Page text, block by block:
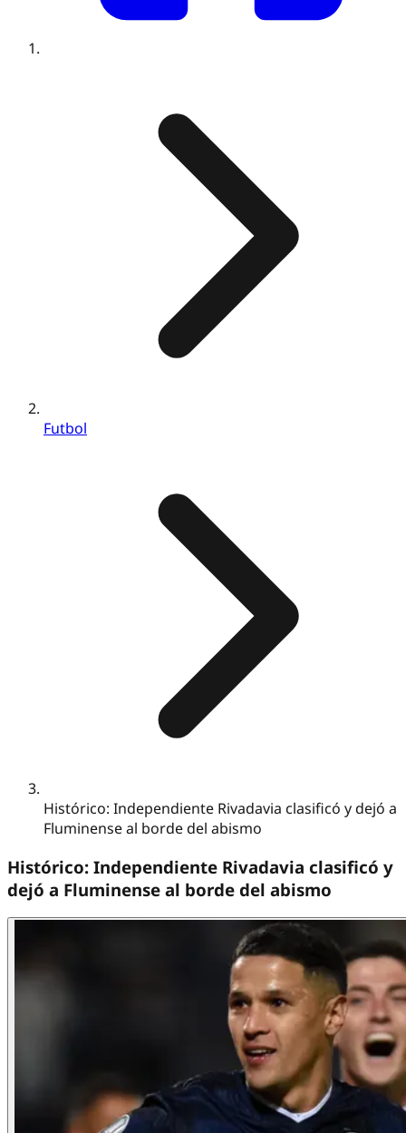
Futbol
Histórico: Independiente Rivadavia clasificó y dejó a
Fluminense al borde del abismo
Histórico: Independiente Rivadavia clasificó y
dejó a Fluminense al borde del abismo